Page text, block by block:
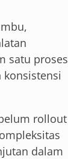
satu proses
rollout
dalam